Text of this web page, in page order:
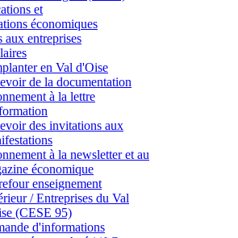
et
économiques
aux entreprises
en Val d'Oise
de la documentation
à la lettre
des invitations aux
à la newsletter et au
économique
enseignement
/ Entreprises du Val
(CESE 95)
d'informations